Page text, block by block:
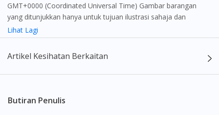
GMT+0000 (Coordinated Universal Time) Gambar barangan
yang ditunjukkan hanya untuk tujuan ilustrasi sahaja dan
mungkin tidak seperti produk yang sebenar
maklumat sahaja, bagi kegunaan para pengamal perubatan dan
bukan bertujuan sebagai rujukan kepada pengguna untuk
seorang pengamal perubatan. Keberkesanan dan kesan
Lihat Lagi
Artikel Kesihatan Berkaitan
Butiran Penulis